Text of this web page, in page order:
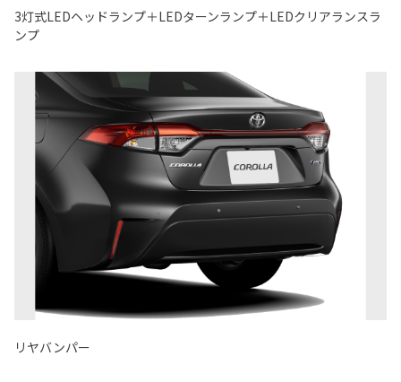
3灯式LEDヘッドランプ＋LEDターンランプ＋LEDクリアランスラ
ンプ
リヤバンパー